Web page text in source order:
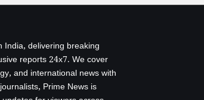
India, delivering breaking
reports 24x7. We cover
and international news with
Prime News is